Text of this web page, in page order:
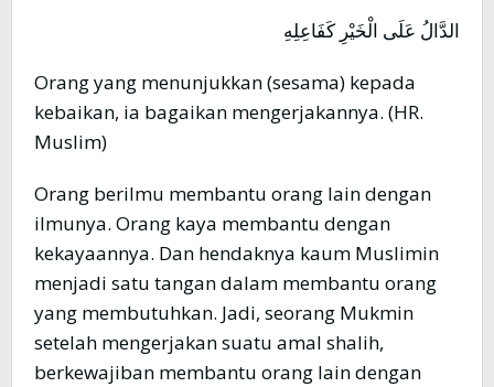
الدَّالُ عَلَى الْخَيْرِ كَفَاعِلِهِ
Orang yang menunjukkan (sesama) kepada
kebaikan, ia bagaikan mengerjakannya. (HR.
Muslim)
Orang berilmu membantu orang lain dengan
ilmunya. Orang kaya membantu dengan
kekayaannya. Dan hendaknya kaum Muslimin
menjadi satu tangan dalam membantu orang
yang membutuhkan. Jadi, seorang Mukmin
setelah mengerjakan suatu amal shalih,
berkewajiban membantu orang lain dengan